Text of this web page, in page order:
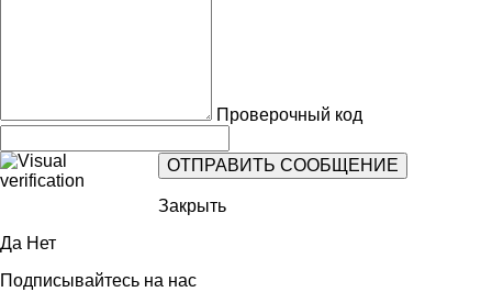
Проверочный код
Закрыть
Да Нет
Подписывайтесь на нас